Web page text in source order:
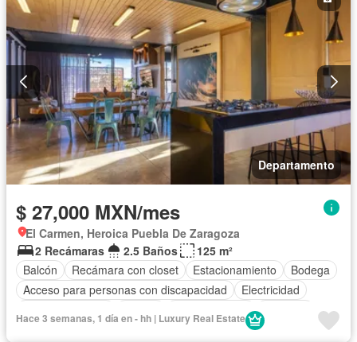
Departamento
$ 27,000 MXN/mes
El Carmen, Heroica Puebla De Zaragoza
2 Recámaras
2.5 Baños
125 m²
Balcón
Recámara con closet Estacionamiento
Bodega
Acceso para personas con discapacidad
Electricidad
Cocina integral
Vista panorámica
Seguridad
Hace 3 semanas, 1 día en - hh | Luxury Real Estate